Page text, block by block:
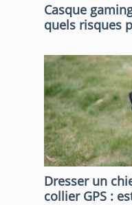
Casque
quels risques
Dresser un
collier GPS :